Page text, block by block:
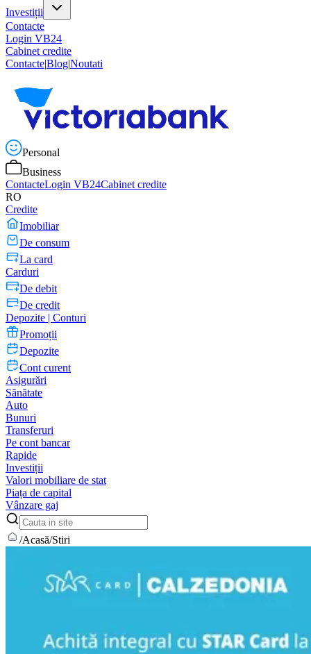
Investiții
Contacte
Login VB24
Cabinet credite
Contacte|Blog|Noutati
Personal
Business
ContacteLogin VB24Cabinet credite
RO
Credite
Imobiliar
De consum
La card
Carduri
De debit
De credit
Depozite | Conturi
Promoții
Depozite
Cont curent
Asigurări
Sănătate
Auto
Bunuri
Transferuri
Pe cont bancar
Rapide
Investiții
Valori mobiliare de stat
Piața de capital
Vânzare gaj
/Acasă/Stiri